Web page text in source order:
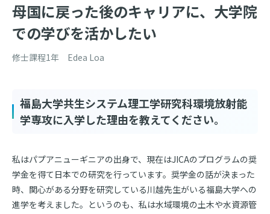
母国に戻った後のキャリアに、大学院
での学びを活かしたい
修士課程1年 Edea Loa
福島大学共生システム理工学研究科環境放射能
学専攻に入学した理由を教えてください。
私はパプアニューギニアの出身で、現在はJICAのプログラムの奨
学金を得て日本での研究を行っています。奨学金の話が決まった
時、関心がある分野を研究している川越先生がいる福島大学への
進学を考えました。というのも、私は水域環境の土木や水資源管